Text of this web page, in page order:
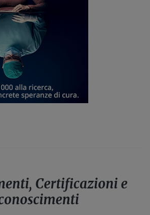
Certificazioni e